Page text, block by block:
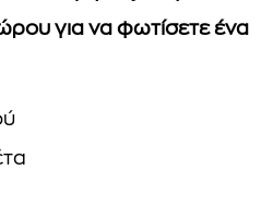
για να φωτίσετε ένα